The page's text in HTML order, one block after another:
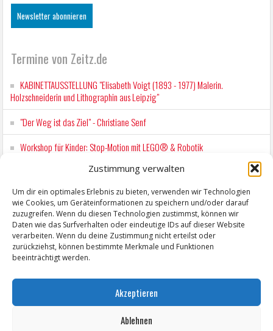
Zustimmung verwalten
Um dir ein optimales Erlebnis zu bieten, verwenden wir Technologien
wie Cookies, um Geräteinformationen zu speichern und/oder darauf
zuzugreifen. Wenn du diesen Technologien zustimmst, können wir
Daten wie das Surfverhalten oder eindeutige IDs auf dieser Website
verarbeiten. Wenn du deine Zustimmung nicht erteilst oder
zurückziehst, können bestimmte Merkmale und Funktionen
beeinträchtigt werden.
Akzeptieren
Ablehnen
Termine von Zeitz.de
KABINETTAUSSTELLUNG "Elisabeth Voigt (1893 - 1977) Malerin.
Holzschneiderin und Lithographin aus Leipzig"
"Der Weg ist das Ziel" - Christiane Senf
Workshop für Kinder: Stop-Motion mit LEGO® & Robotik
EINFACH LESEN im August 2026 H.P. Richter - DAMALS WAR ES FRIEDRICH
Lesung in Einfacher Sprache